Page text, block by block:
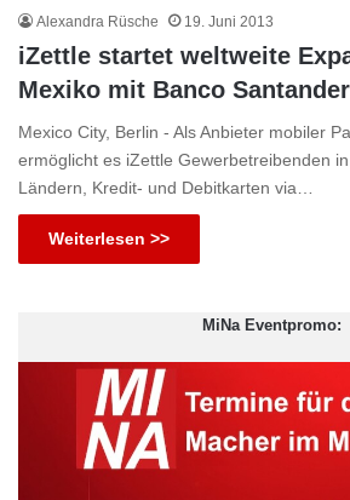
Alexandra Rüsche 19. Juni 2013
iZettle startet weltweite
Mexiko mit Banco Santander
Mexico City, Berlin - Als Anbieter mobiler
ermöglicht es iZettle Gewerbetreibenden
Ländern, Kredit- und Debitkarten via…
Weiterlesen >>
MiNa Eventpromo: